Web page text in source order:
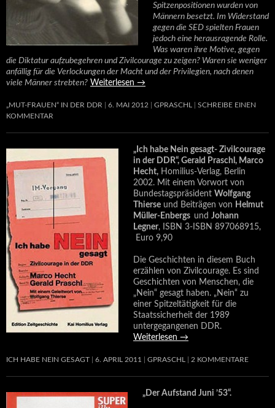
Spitzenpositionen wurden von
Männern besetzt. Im Widerstand
gegen die SED spielten Frauen
jedoch eine herausragende Rolle.
Was waren ihre Motive, gegen
die Diktatur aufzubegehren und Zivilcourage zu zeigen? Waren sie weniger
anfällig für die Verlockungen der Macht und der Privilegien, nach denen
viele Männer strebten? Weiterlesen →
„MUT-FRAUEN“ IN DER DDR 6. MAI 2012 GPRASCHL
SCHREIBE EINEN
KOMMENTAR
„Ich habe Nein gesagt- Zivilcourage
in der DDR“, Gerald Praschl, Marco
Hecht, Homilius-Verlag, Berlin
2002. Mit einem Vorwort von
Bundestagspräsident Wolfgang
Thierse und Beiträgen von Helmut
Müller-Enbergs und Johann
Legner, ISBN 3-ISBN 897068915,
Euro 9,90
Die Geschichten in diesem Buch
erzählen von Zivilcourage. Es sind
Geschichten von Menschen, die
„Nein“ gesagt haben. „Nein“ zu
einer Spitzeltätigkeit für die
Staatssicherheit der 1989
untergegangenen DDR.
Weiterlesen →
ICH HABE NEIN GESAGT 6. APRIL 2011 GPRASCHL 2 KOMMENTARE
„Der Aufstand Juni ’53“.